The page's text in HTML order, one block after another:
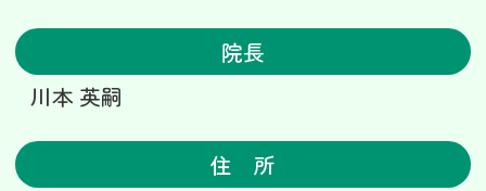
院長
川本 英嗣
住 所